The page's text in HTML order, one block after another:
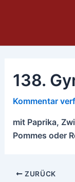
138.
Kommentar
mit Paprika,
Pommes oder
ZURÜCK